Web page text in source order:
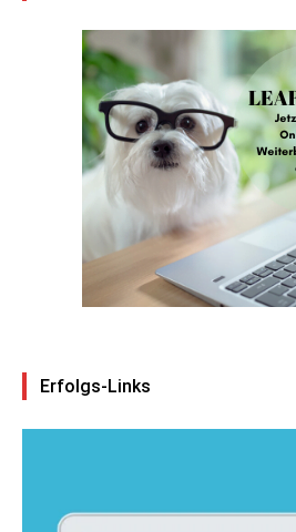
Erfolgs-Links